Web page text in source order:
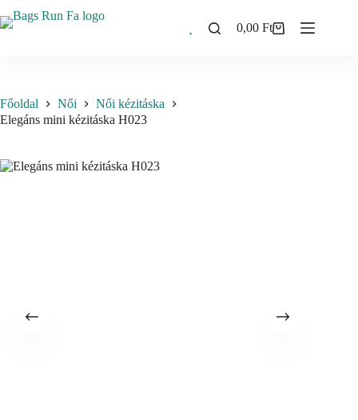
to
Shopping
0,00Ft
Főoldal Női
Női kézitáska
Elegáns mini kézitáska H023